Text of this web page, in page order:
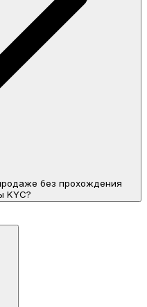
без прохождения
KYC?